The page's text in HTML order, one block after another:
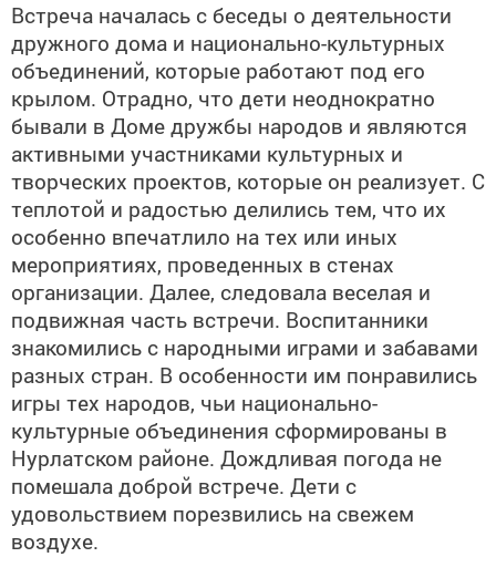
Встреча началась с беседы о деятельности
дружного дома и национально-культурных
объединений, которые работают под его
крылом. Отрадно, что дети неоднократно
бывали в Доме дружбы народов и являются
активными участниками культурных и
творческих проектов, которые он реализует. С
теплотой и радостью делились тем, что их
особенно впечатлило на тех или иных
мероприятиях, проведенных в стенах
организации. Далее, следовала веселая и
подвижная часть встречи. Воспитанники
знакомились с народными играми и забавами
разных стран. В особенности им понравились
игры тех народов, чьи национально-
культурные объединения сформированы в
Нурлатском районе. Дождливая погода не
помешала доброй встрече. Дети с
удовольствием порезвились на свежем
воздухе.